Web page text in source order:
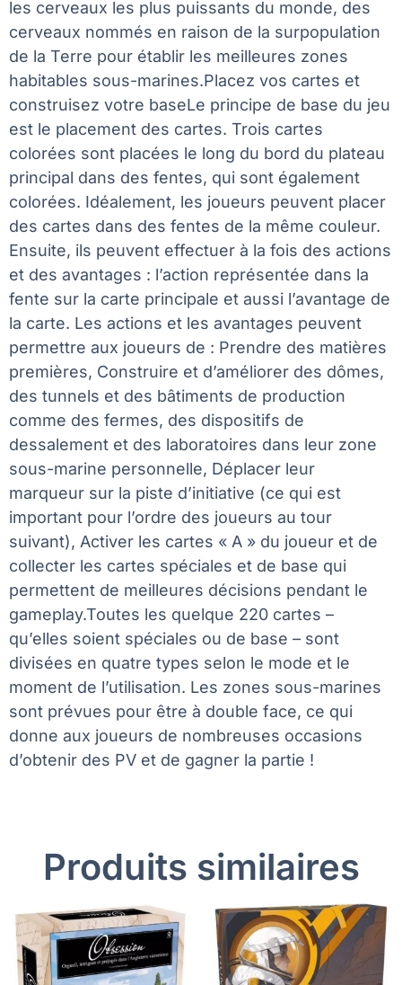
les cerveaux les plus puissants du monde, des
cerveaux nommés en raison de la surpopulation
de la Terre pour établir les meilleures zones
habitables sous-marines.Placez vos cartes et
construisez votre baseLe principe de base du jeu
est le placement des cartes. Trois cartes
colorées sont placées le long du bord du plateau
principal dans des fentes, qui sont également
colorées. Idéalement, les joueurs peuvent placer
des cartes dans des fentes de la même couleur.
Ensuite, ils peuvent effectuer à la fois des actions
et des avantages : l’action représentée dans la
fente sur la carte principale et aussi l’avantage de
la carte. Les actions et les avantages peuvent
permettre aux joueurs de : Prendre des matières
premières, Construire et d’améliorer des dômes,
des tunnels et des bâtiments de production
comme des fermes, des dispositifs de
dessalement et des laboratoires dans leur zone
sous-marine personnelle, Déplacer leur
marqueur sur la piste d’initiative (ce qui est
important pour l’ordre des joueurs au tour
suivant), Activer les cartes « A » du joueur et de
collecter les cartes spéciales et de base qui
permettent de meilleures décisions pendant le
gameplay.Toutes les quelque 220 cartes –
qu’elles soient spéciales ou de base – sont
divisées en quatre types selon le mode et le
moment de l’utilisation. Les zones sous-marines
sont prévues pour être à double face, ce qui
donne aux joueurs de nombreuses occasions
d’obtenir des PV et de gagner la partie !
Produits similaires